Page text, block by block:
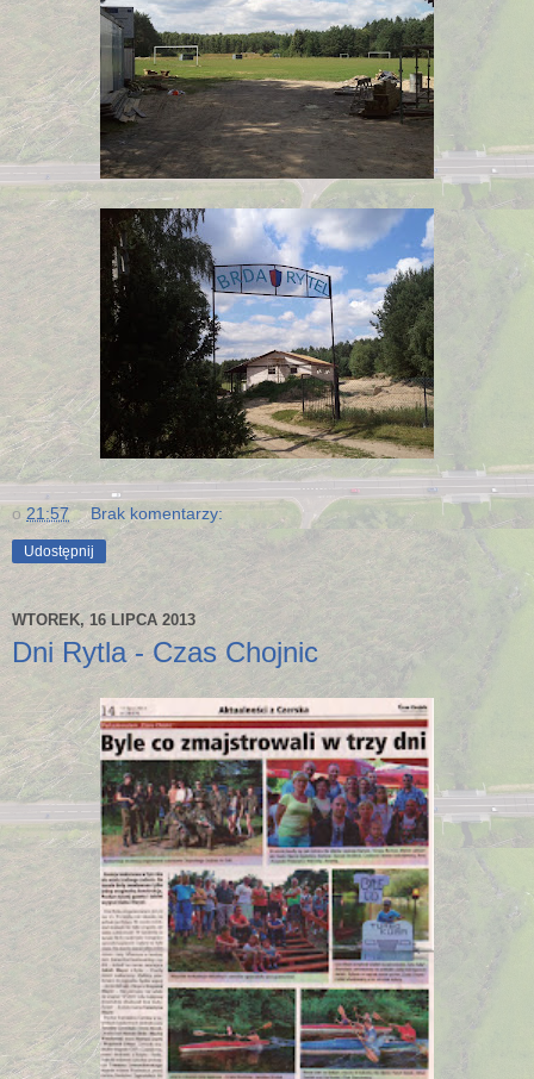
o 21:57 Brak komentarzy:
Udostępnij
WTOREK, 16 LIPCA 2013
Dni Rytla - Czas Chojnic